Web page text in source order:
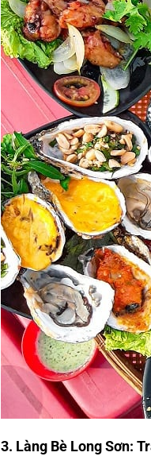
3. Làng Bè Long Sơn: